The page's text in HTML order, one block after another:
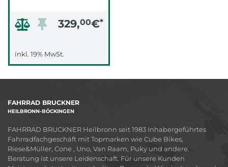
329,00€*
inkl. 19% MwSt.
FAHRRAD BRUCKNER
HEILBRONN-BÖCKINGEN
FAHRRAD BRUCKNER Heilbronn seit 1983 Inhabergeführtes
Fahrradfachgeschäft mit Topmarken wie Cube Bikes,
Riese&Müller, Cone , Uno, Van Raam, Puky und andere.
Beratung ist unsere Leidenschaft. Für unsere Kunden